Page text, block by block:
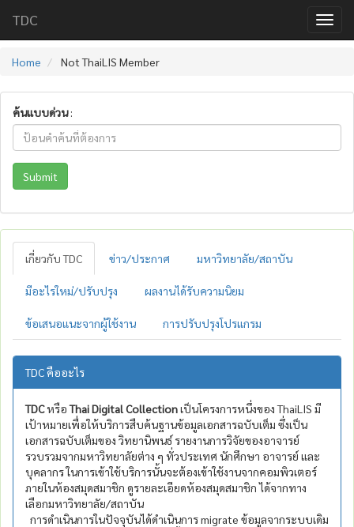
TDC
Home Not ThaiLIS Member
ค้นแบบด่วน:
Submit
เกี่ยวกับ TDC ข่าว/ประกาศ มหาวิทยาลัย/สถาบัน
มีอะไรใหม่/ปรับปรุง ผลงานได้รับความนิยม
ข้อเสนอแนะจากผู้ใช้งาน การปรับปรุงโปรแกรม
TDC คืออะไร
TDCหรือThai Digital Collectionเป็นโครงการหนึ่งของ ThaiLIS มี
เป้าหมายเพื่อให้บริการสืบค้นฐานข้อมูลเอกสารฉบับเต็ม ซึ่งเป็น
เอกสารฉบับเต็มของ วิทยานิพนธ์ รายงานการวิจัยของอาจารย์
รวบรวมจากมหาวิทยาลัยต่าง ๆ ทั่วประเทศ นักศึกษา อาจารย์ และ
บุคลากร ในการเข้าใช้บริการนั้นจะต้องเข้าใช้งานจากคอมพิวเตอร์
ภายในห้องสมุดสมาชิก ดูรายละเอียดห้องสมุดสมาชิก ได้จากทาง
เลือกมหาวิทยาลัย/สถาบัน
การดำเนินการในปัจจุบันได้ดำเนินการ migrate ข้อมูลจากระบบเดิม